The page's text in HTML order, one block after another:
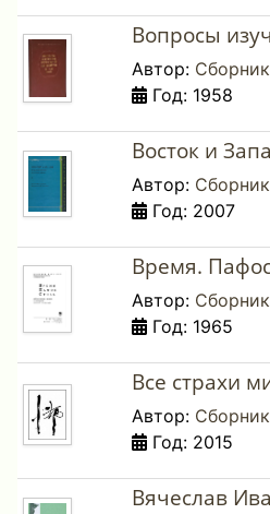
Вопросы
Автор:
Год: 1958
Восток и
Автор:
Год: 2007
Время.
Автор:
Год: 1965
Все страхи
Автор:
Год: 2015
Вячеслав